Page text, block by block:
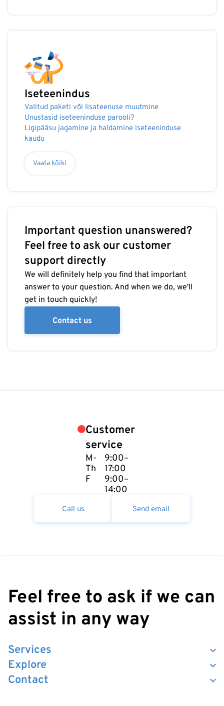
Iseteenindus
Valitud paketi või lisateenuse muutmine
Unustasid iseteeninduse parooli?
Ligipääsu jagamine ja haldamine iseteeninduse
kaudu
Vaata kõiki
Important question unanswered?
Feel free to ask our customer
support directly
We will definitely help you find that important
answer to your question. And when we do, we'll
get in touch quickly!
Contact us
Customer
service
M-
Th
F
9:00–
17:00
9:00–
14:00
Call us Send email
Feel free to ask if we can
assist in any way
Contact
Services
Explore